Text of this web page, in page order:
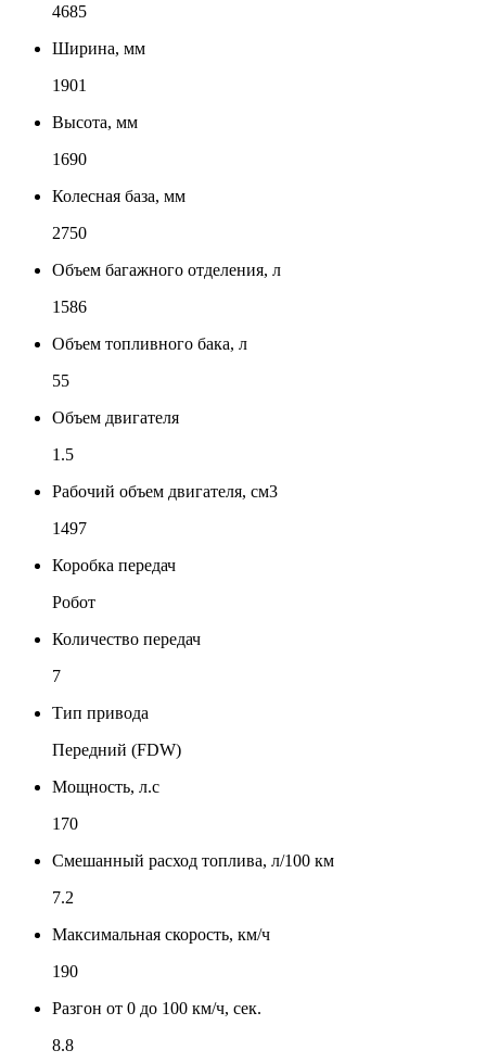
4685
Ширина, мм
1901
Высота, мм
1690
Колесная база, мм
2750
Объем багажного отделения, л
1586
Объем топливного бака, л
55
Объем двигателя
1.5
Рабочий объем двигателя, см3
1497
Коробка передач
Робот
Количество передач
7
Тип привода
Передний (FDW)
Мощность, л.с
170
Смешанный расход топлива, л/100 км
7.2
Максимальная скорость, км/ч
190
Разгон от 0 до 100 км/ч, сек.
8.8